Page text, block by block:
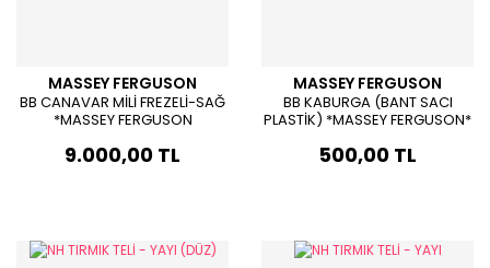
MASSEY FERGUSON
BB CANAVAR MİLİ FREZELİ-SAĞ
*MASSEY FERGUSON
9.000,00 TL
MASSEY FERGUSON
BB KABURGA (BANT SACI
PLASTİK) *MASSEY FERGUSON*
500,00 TL